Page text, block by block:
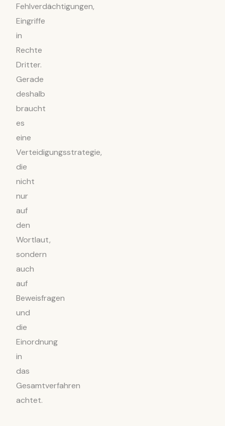
Fehlverdächtigungen,
Eingriffe
in
Rechte
Dritter.
Gerade
deshalb
braucht
es
eine
Verteidigungsstrategie,
die
nicht
nur
auf
den
Wortlaut,
sondern
auch
auf
Beweisfragen
und
die
Einordnung
in
das
Gesamtverfahren
achtet.